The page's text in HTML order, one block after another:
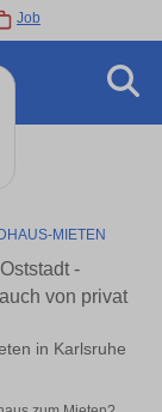
Job
MIETEN
-
von privat
in Karlsruhe